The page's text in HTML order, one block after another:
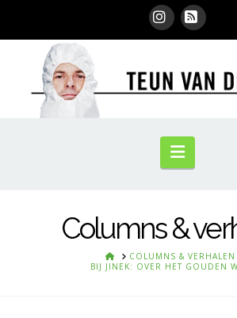
Instagram
RSS
Columns &
HOMECOLUMNS & VERHALEN
BIJ JINEK: OVER HET GOUDEN